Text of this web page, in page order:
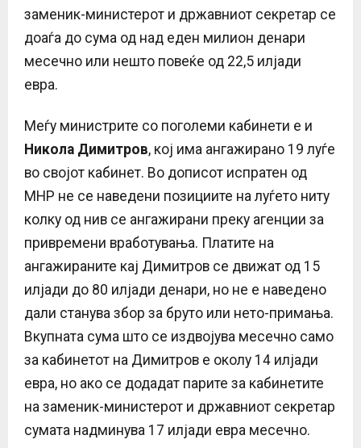
заменик-министерот и државниот секретар се
доаѓа до сума од над еден милион денари
месечно или нешто повеќе од 22,5 илјади
евра.
Меѓу министрите со поголеми кабинети е и
Никола Димитров, кој има ангажирано 19 луѓе
во својот кабинет. Во дописот испратен од
МНР не се наведени позициите на луѓето ниту
колку од нив се ангажирани преку агенции за
привремени вработувања. Платите на
ангажираните кај Димитров се движат од 15
илјади до 80 илјади денари, но не е наведено
дали станува збор за бруто или нето-примања.
Вкупната сума што се издвојува месечно само
за кабинетот на Димитров е околу 14 илјади
евра, но ако се додадат парите за кабинетите
на заменик-министерот и државниот секретар
сумата надминува 17 илјади евра месечно.